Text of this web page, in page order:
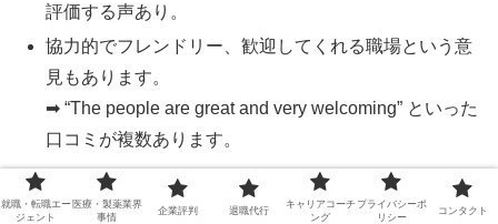
評価する声あり。
協力的でフレンドリー、歓迎してくれる職場という意
見もあります。
➡ “The people are great and very welcoming” といった
口コミが複数あります。
🟢 3. 学びや経験機会
就職・転職エー
ジェント
医療・製薬業界
事情
企業評判 退職代行
キャリアコーチ
ング
プライバシーポ
リシー
コンタクト